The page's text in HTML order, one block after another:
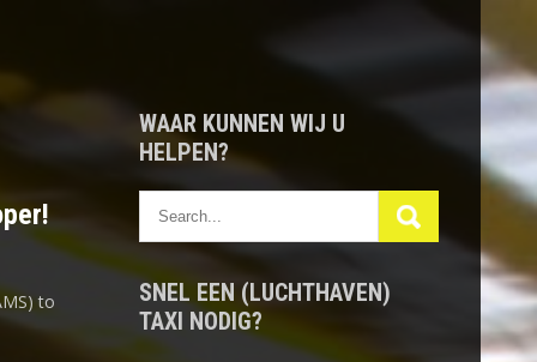
to
WAAR KUNNEN WIJ U
HELPEN?
SNEL EEN (LUCHTHAVEN)
TAXI NODIG?